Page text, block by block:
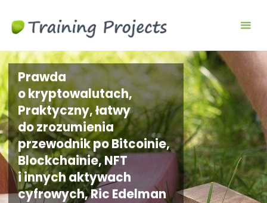
integracyjne,
team
building
Prawda
o kryptowalutach,
Praktyczny, łatwy
do zrozumienia
przewodnik po Bitcoinie,
Blockchainie, NFT
i innych aktywach
cyfrowych, Ric Edelman